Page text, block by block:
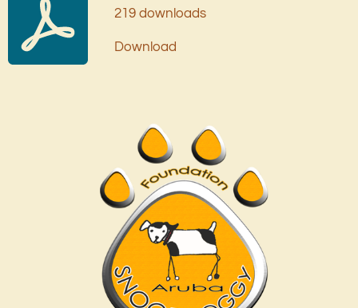
219 downloads
Download